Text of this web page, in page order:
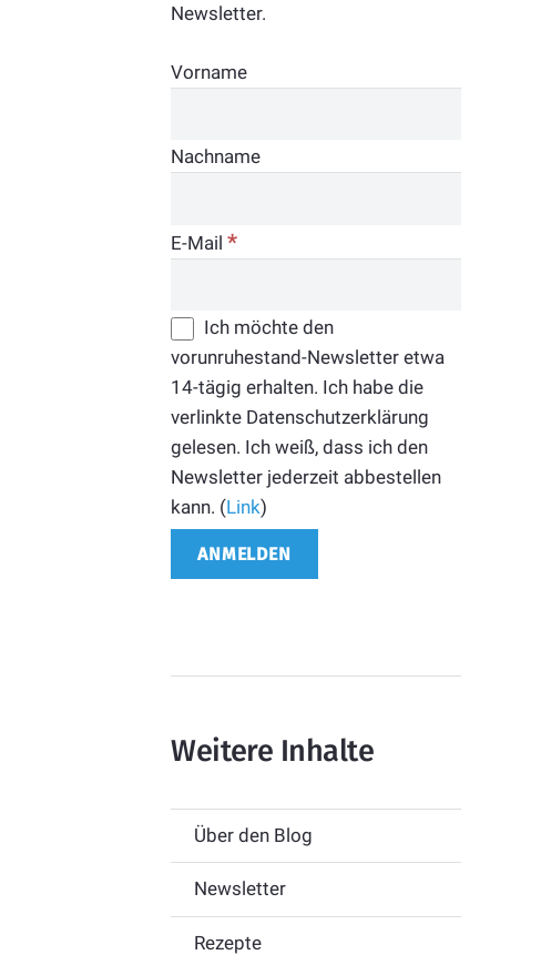
Newsletter.
Vorname
Nachname
E-Mail*
Ich möchte den
vorunruhestand-Newsletter etwa
14-tägig erhalten. Ich habe die
verlinkte Datenschutzerklärung
gelesen. Ich weiß, dass ich den
Newsletter jederzeit abbestellen
kann. (Link)
Weitere Inhalte
Über den Blog
Newsletter
Rezepte